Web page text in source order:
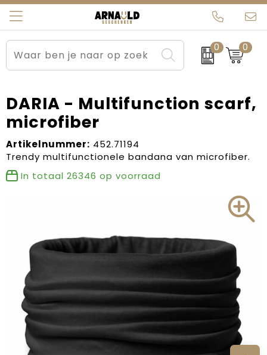
0 0
Relatiegeschenken
Sportkleding
Werkkleding
Kleding en textiel
Tassen
Beurs en Evenementen
Brievenbuspakketten
Carnaval
Dag van de Zorg
Kerstartikelen
Kraamcadeaus
Pasen
Sinterklaas
Verjaardagen
Voetbal, EK en WK
Arnauld Kerstpakketten
MijnEigenKadootje
Ons team
Contact
Blogs
DARIA - Multifunction scarf,
microfiber
Artikelnummer: 452.71194
Trendy multifunctionele bandana van microfiber.
In totaal 26346 op voorraad